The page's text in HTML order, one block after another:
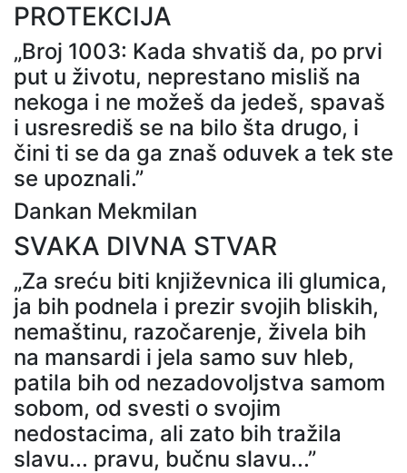
PROTEKCIJA
„Broj 1003: Kada shvatiš da, po prvi
put u životu, neprestano misliš na
nekoga i ne možeš da jedeš, spavaš
i usresrediš se na bilo šta drugo, i
čini ti se da ga znaš oduvek a tek ste
se upoznali.”
Dankan Mekmilan
SVAKA DIVNA STVAR
„Za sreću biti književnica ili glumica,
ja bih podnela i prezir svojih bliskih,
nemaštinu, razočarenje, živela bih
na mansardi i jela samo suv hleb,
patila bih od nezadovoljstva samom
sobom, od svesti o svojim
nedostacima, ali zato bih tražila
slavu... pravu, bučnu slavu...”